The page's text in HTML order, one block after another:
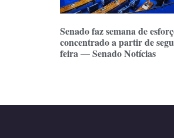
Senado faz semana de
concentrado a partir de
feira — Senado Notícias